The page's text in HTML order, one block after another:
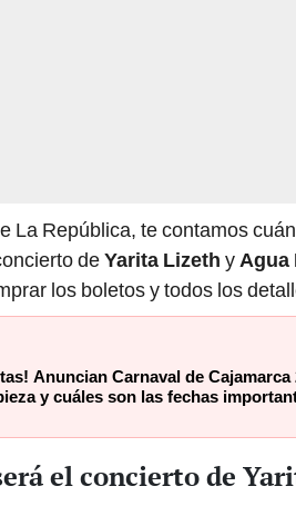
La República, te contamos
deYarita Lizeth y Agua
los boletos y todos los
Anuncian Carnaval de Cajamarca
y cuáles son las fechas
el concierto de